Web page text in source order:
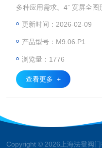
多种应用需求。4” 宽屏全图
快速设置。校准以缓存液自
更新时间：2026-02-09
产品型号：M9.06.P1
浏览量：1776
查看更多 +
Copyright © 2026上海法登阀